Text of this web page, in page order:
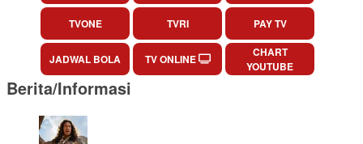
TVONE TVRI PAY TV
JADWAL BOLA TV ONLINE
CHART
YOUTUBE
Berita/Informasi